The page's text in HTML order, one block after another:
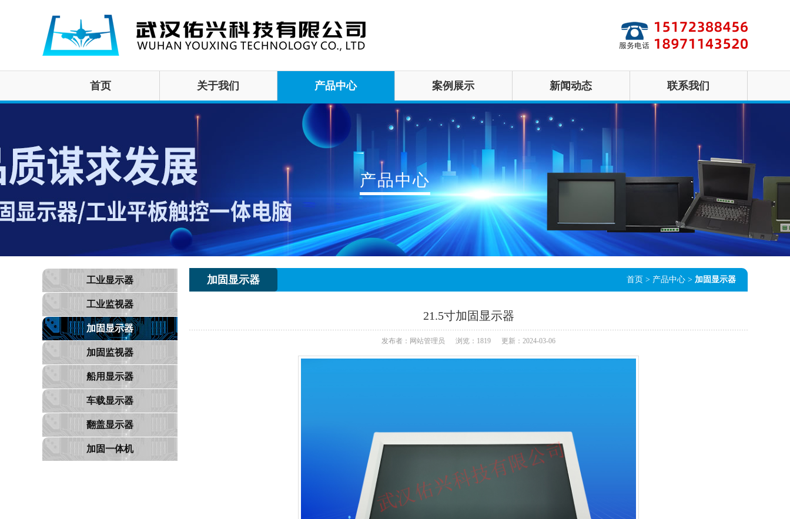
首页 关于我们 产品中心 案例展示 新闻动态 联系我们
产品中心
工业显示器
工业监视器
加固显示器
加固监视器
船用显示器
车载显示器
翻盖显示器
加固一体机
加固显示器 首页 > 产品中心 > 加固显示器
21.5寸加固显示器
发布者：网站管理员 浏览：1819 更新：2024-03-06